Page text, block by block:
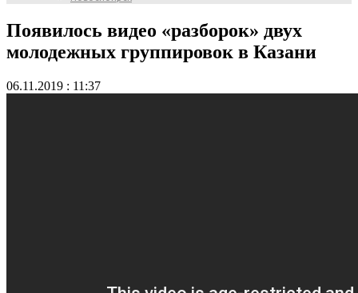
Появилось видео «разборок» двух
молодежных группировок в Казани
06.11.2019 : 11:37